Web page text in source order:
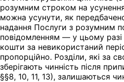
розумним строком на
можна усунути, як
надання Послуги з розумним
повідомленням — у цьому разі
кошти за невикористаний
пропорційно. Розділи, які за
зберігають чинність після
§§8, 10, 11, 13), залишаються